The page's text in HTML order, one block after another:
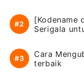
[Kodename
Serigala
Cara
terbaik